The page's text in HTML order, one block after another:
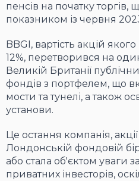
пенсів на початку
показником із червня
BBGI, вартість акцій
12%, перетворився на
Великій Британії
фондів з портфелем, що
мости та тунелі, а також
установи.
Це остання компанія,
Лондонській фондовій
або стала об'єктом уваги
приватних інвесторів,